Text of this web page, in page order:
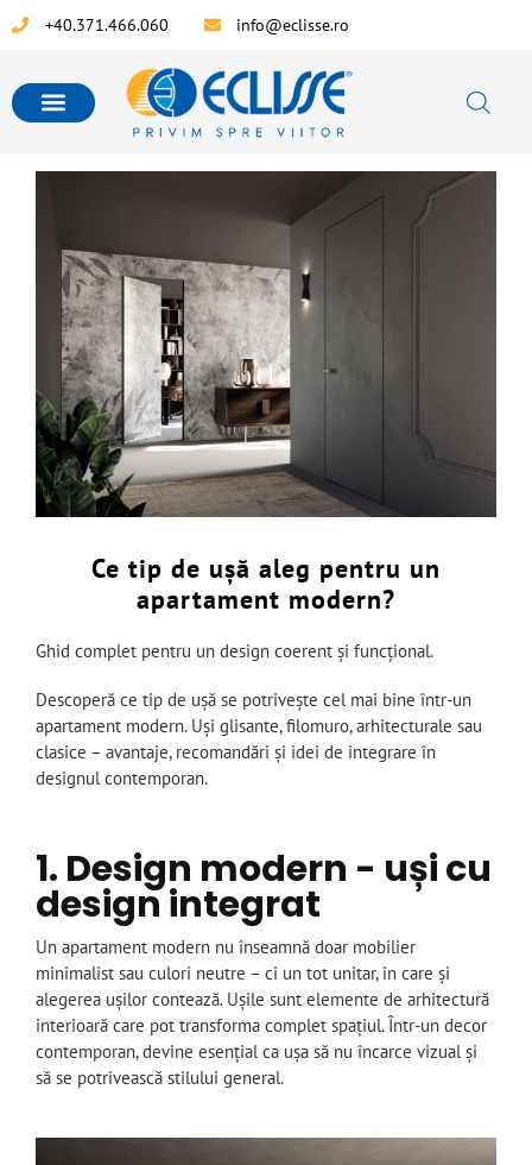
+40.371.466.060 info@eclisse.ro
Ce tip de ușă aleg pentru un
apartament modern?
Ghid complet pentru un design coerent și funcțional.
Descoperă ce tip de ușă se potrivește cel mai bine într-un
apartament modern. Uși glisante, filomuro, arhitecturale sau
clasice – avantaje, recomandări și idei de integrare în
designul contemporan.
1. Design modern - uși cu
design integrat
Un apartament modern nu înseamnă doar mobilier
minimalist sau culori neutre – ci un tot unitar, în care și
alegerea ușilor contează. Ușile sunt elemente de arhitectură
interioară care pot transforma complet spațiul. Într-un decor
contemporan, devine esențial ca ușa să nu încarce vizual și
să se potrivească stilului general.